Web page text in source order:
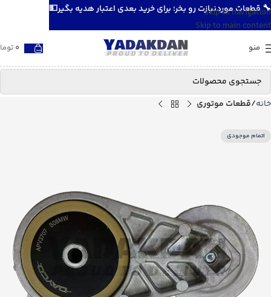
Skip to navigation
Skip to main content
منو 0
خانه قطعات موتوری
اتمام موجودی
🔧 قطعات موردنیازت رو بخر؛ برای خرید بعدی اعتبار هدیه بگیر💵